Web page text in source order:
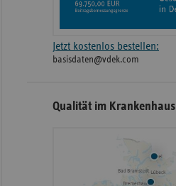
Jetzt kostenlos bestellen:
basisdaten@vdek.com
Qualität im Krankenhaus